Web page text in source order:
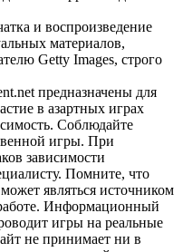
и воспроизведение
материалов,
Getty Images, строго
предназначены для
в азартных играх
Соблюдайте
игры. При
зависимости
Помните, что
являться источником
Информационный
игры на реальные
не принимает ни в